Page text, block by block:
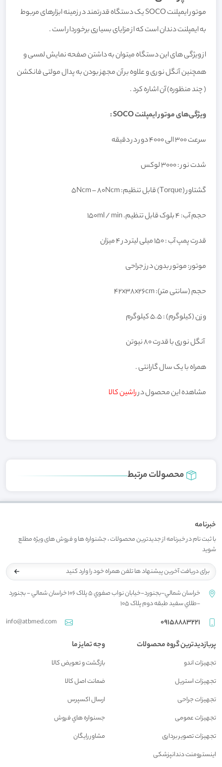
موتور ایمپلنت SOCO یک دستگاه قدرتمند در زمینه ابزارهای مربوط
به ایمپلنت دندان است که از مزایای بسیاری برخوردار است .
از ویژگی های این دستگاه میتوان به داشتن صفحه نمایش لمسی و
همچنین آنگل نوری و علاوه بر آن مجهز بودن به پدال مولتی فانکشن
( چند منظوره) آن اشاره کرد .
ویژگی‌های موتور ایمپلنت SOCO :
سرعت 300 الی 4000 دور در دقیقه
شدت نور : 3000 لوکس
گشتاور (Torque) قابل تنظیم: 5Ncm – 80Ncm
حجم آب: 4 بلوک قابل تنظیم. 150ml / min
قدرت پمپ آب : 150 میلی لیتر در 4 میزان
موتور: موتور بدون درز جراحی
حجم (سانتی متر): 42x38x26cm
وزن (کیلوگرم) : 5.5 کیلوگرم
آنگل نوری با قدرت 80 نیوتن
همراه با یک سال گارانتی .
مشاهده این محصول درراشین کالا
محصولات مرتبط
خبرنامه
با ثبت نام در خبرنامه از جدیدترین محصولات ، جشنواره ها و فروش های ویژه مطلع
شوید
خراسان شمالي-بجنورد-خيابان نواب صفوي 5 پلاک 106 خراسان شمالي - بجنورد
-طلاي سفيد طبقه دوم پلاک 105
09158883221
info@atbmed.com
پربازدیدترین گروه محصولات
تجهیزات اندو
تجهیزات استریل
تجهیزات جراحی
تجهیزات عمومی
تجهیزات تصویر برداری
اینسترومنت دندانپزشکی
وجه تمایز ما
بازگشت و تعويض کالا
ضمانت اصل کالا
ارسال اکسپرس
جسنواره هاي فروش
مشاور رايگان